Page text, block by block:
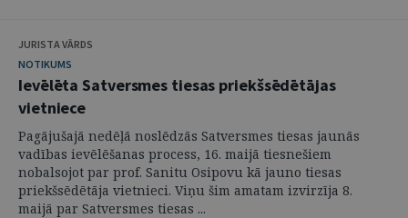
JURISTA VĀRDS
NOTIKUMS
Ievēlēta Satversmes tiesas priekšsēdētājas
vietniece
Pagājušajā nedēļā noslēdzās Satversmes tiesas jaunās
vadības ievēlēšanas process, 16. maijā tiesnešiem
nobalsojot par prof. Sanitu Osipovu kā jauno tiesas
priekšsēdētāja vietnieci. Viņu šim amatam izvirzīja 8.
maijā par Satversmes tiesas ...